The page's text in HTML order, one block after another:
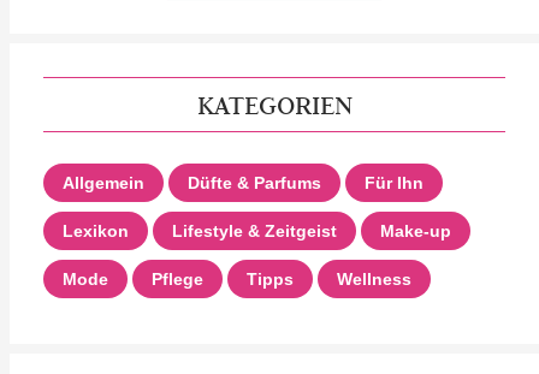
KATEGORIEN
Allgemein Düfte & Parfums Für Ihn
Lexikon Lifestyle & Zeitgeist Make-up
Mode Pflege Tipps Wellness